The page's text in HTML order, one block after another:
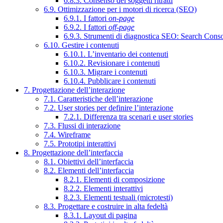
6.9. Ottimizzazione per i motori di ricerca (SEO)
6.9.1. I fattori on-page
6.9.2. I fattori off-page
6.9.3. Strumenti di diagnostica SEO: Search
6.10. Gestire i contenuti
6.10.1. L’inventario dei contenuti
6.10.2. Revisionare i contenuti
6.10.3. Migrare i contenuti
6.10.4. Pubblicare i contenuti
7. Progettazione dell’interazione
7.1. Caratteristiche dell’interazione
7.2. User stories per definire l’interazione
7.2.1. Differenza tra scenari e user stories
7.3. Flussi di interazione
7.4. Wireframe
7.5. Prototipi interattivi
8. Progettazione dell’interfaccia
8.1. Obiettivi dell’interfaccia
8.2. Elementi dell’interfaccia
8.2.1. Elementi di composizione
8.2.2. Elementi interattivi
8.2.3. Elementi testuali (microtesti)
8.3. Progettare e costruire in alta fedeltà
8.3.1. Layout di pagina